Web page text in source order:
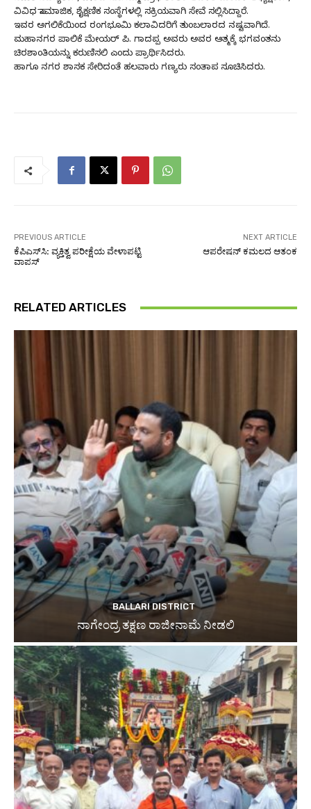
ವಿವಿಧ ಸಾಮಾಜಿಕ, ಶೈಕ್ಷಣಿಕ ಸಂಸ್ಥೆಗಳಲ್ಲಿ ಸಕ್ರಿಯವಾಗಿ ಸೇವೆ ಸಲ್ಲಿಸಿದ್ದಾರೆ.
ಇವರ ಅಗಲಿಕೆಯಿಂದ ರಂಗಭೂಮಿ ಕಲಾವಿದರಿಗೆ ತುಂಬಲಾರದ ನಷ್ಟವಾಗಿದೆ.
ಮಹಾನಗರ ಪಾಲಿಕೆ ಮೇಯರ್ ಪಿ. ಗಾದಪ್ಪ ಅವರು ಅವರ ಆತ್ಮಕ್ಕೆ ಭಗವಂತನು
ಚಿರಶಾಂತಿಯನ್ನು ಕರುಣಿಸಲಿ ಎಂದು ಪ್ರಾರ್ಥಿಸಿದರು.
ಹಾಗೂ ನಗರ ಶಾಸಕ ಸೇರಿದಂತೆ ಹಲವಾರು ಗಣ್ಯರು ಸಂತಾಪ ಸೂಚಿಸಿದರು.
PREVIOUS ARTICLE
ಕೆಪಿಎಸ್‌ಸಿ: ವ್ಯಕ್ತಿತ್ವ ಪರೀಕ್ಷೆಯ ವೇಳಾಪಟ್ಟಿ
ವಾಪಸ್
NEXT ARTICLE
ಆಪರೇಷನ್‌ ಕಮಲದ ಆತಂಕ
RELATED ARTICLES
BALLARI DISTRICT
ನಾಗೇಂದ್ರ ತಕ್ಷಣ ರಾಜೀನಾಮೆ ನೀಡಲಿ